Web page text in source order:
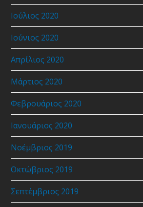
Ιούλιος 2020
Ιούνιος 2020
Απρίλιος 2020
Μάρτιος 2020
Φεβρουάριος 2020
Ιανουάριος 2020
Νοέμβριος 2019
Οκτώβριος 2019
Σεπτέμβριος 2019